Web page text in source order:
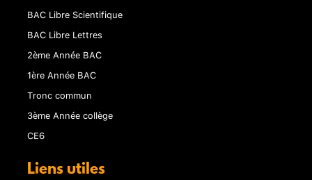
BAC Libre Scientifique
BAC Libre Lettres
2ème Année BAC
1ère Année BAC
Tronc commun
3ème Année collège
CE6
Liens utiles